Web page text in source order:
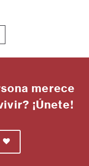
merece
¡Únete!